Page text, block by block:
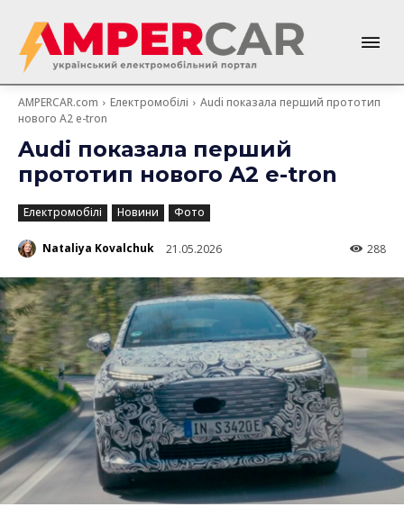
AMPERCAR.com Електромобілі
Audi показала перший прототип
нового A2 e-tron
Audi показала перший
прототип нового A2 e-tron
Електромобілі Новини Фото
Nataliya Kovalchuk 21.05.2026 288